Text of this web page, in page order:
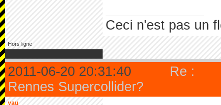
Ceci n'est pas un
Hors ligne
2011-06-20 20:31:40
Re :
Rennes Supercollider?
yau